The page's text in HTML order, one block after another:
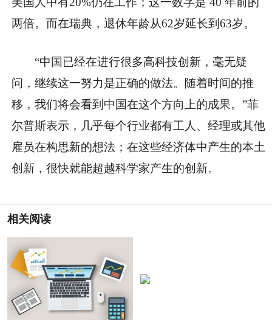
两倍。而在瑞典，退休年龄从62岁延长到63岁。
“中国已经在进行很多高科技创新，毫无疑
问，继续这一努力是正确的做法。随着时间的推
移，我们将会看到中国在这个方向上的成果。”菲
尔普斯表示，几乎每个行业都有工人、经理或其他
雇员在构思新的想法；在这些经济体中产生的本土
创新，很快就能超越科学家产生的创新。
相关阅读